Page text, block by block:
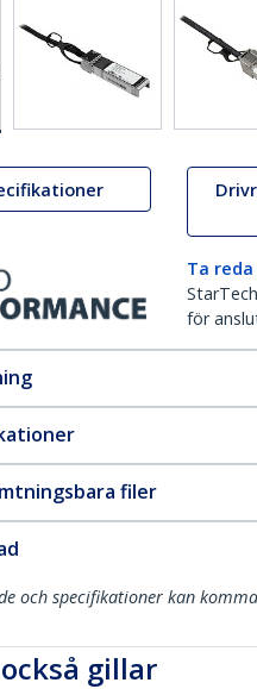
Ta
för
filer
och specifikationer kan
gillar